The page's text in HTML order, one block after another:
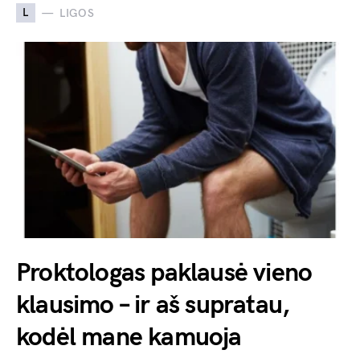
L LIGOS
Proktologas paklausė vieno
klausimo – ir aš supratau,
kodėl mane kamuoja